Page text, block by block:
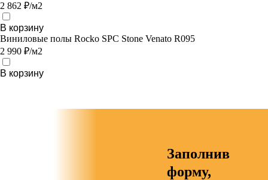
2 862 ₽/м2
В корзину
Виниловые полы Rocko SPC Stone Venato R095
2 990 ₽/м2
В корзину
Заполнив
форму,